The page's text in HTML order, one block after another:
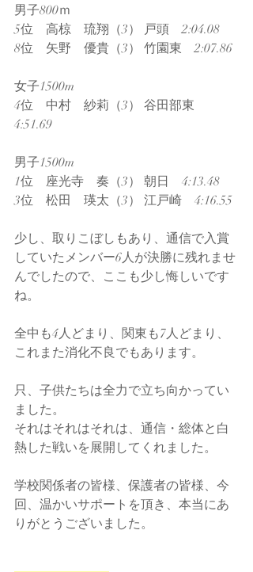
男子800ｍ
5位　高椋　琉翔（3） 戸頭　2:04.08
8位　矢野　優貴（3） 竹園東　2:07.86
女子1500m
4位　中村　紗莉（3） 谷田部東
4:51.69
男子1500m
1位　座光寺　奏（3） 朝日　4:13.48
3位　松田　瑛太（3） 江戸崎　4:16.55
少し、取りこぼしもあり、通信で入賞
していたメンバー6人が決勝に残れませ
んでしたので、ここも少し悔しいです
ね。
全中も4人どまり、関東も7人どまり、
これまた消化不良でもあります。
只、子供たちは全力で立ち向かってい
ました。
それはそれはそれは、通信・総体と白
熱した戦いを展開してくれました。
学校関係者の皆様、保護者の皆様、今
回、温かいサポートを頂き、本当にあ
りがとうございました。